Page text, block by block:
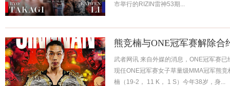
市举行的RIZIN雷神53期...
熊竞楠与ONE冠军赛解除合
武者网讯 来自外媒的消息，ONE冠军赛
现任ONE冠军赛女子草量级MMA冠军熊
楠（19-2， 11 K， 1 S）今年38岁，身...